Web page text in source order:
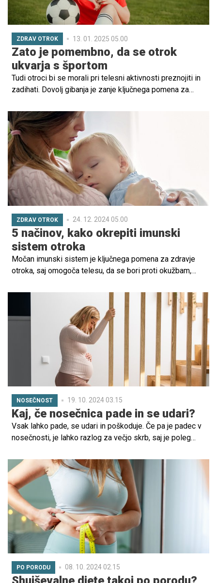
ZDRAV OTROK 13. 01. 2025 05.00
Zato je pomembno, da se otrok
ukvarja s športom
Tudi otroci bi se morali pri telesni aktivnosti preznojiti in
zadihati. Dovolj gibanja je zanje ključnega pomena za
možganov.
ZDRAV OTROK 24. 12. 2024 05.00
5 načinov, kako okrepiti imunski
sistem otroka
Močan imunski sistem je ključnega pomena za zdravje
otroka, saj omogoča telesu, da se bori proti okužbam,
izpostavljeni številnim okužbam, bodisi v šoli bodisi v
predšolskih ustanovah, je še posebej pomembno, da jih
podprete pri gradnji in krepitvi njihovega imunskega
NOSEČNOST 19. 10. 2024 03.15
Kaj, če nosečnica pade in se udari?
Vsak lahko pade, se udari in poškoduje. Če pa je padec v
nosečnosti, je lahko razlog za večjo skrb, saj je poleg
Porodnišnici Postojna so pojasnili, kaj je dobro vedeti, če
se zgodi nezgoda, in kdaj je smiselno obiskati
ginekologa.
PO PORODU 08. 10. 2024 02.15